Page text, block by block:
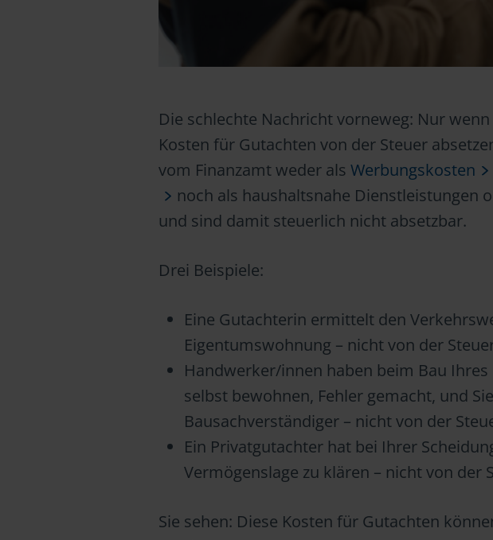
Die schlechte Nachricht vorneweg: Nur
Kosten für Gutachten von der Steuer
vom Finanzamt weder als Werbungskosten
noch als haushaltsnahe Dienstleistungen
und sind damit steuerlich nicht absetzbar.
Drei Beispiele:
Eine Gutachterin ermittelt den
Eigentumswohnung – nicht von der
Handwerker/innen haben beim Bau
selbst bewohnen, Fehler gemacht, und
Bausachverständiger – nicht von der
Ein Privatgutachter hat bei Ihrer
Vermögenslage zu klären – nicht von der
Sie sehen: Diese Kosten für Gutachten